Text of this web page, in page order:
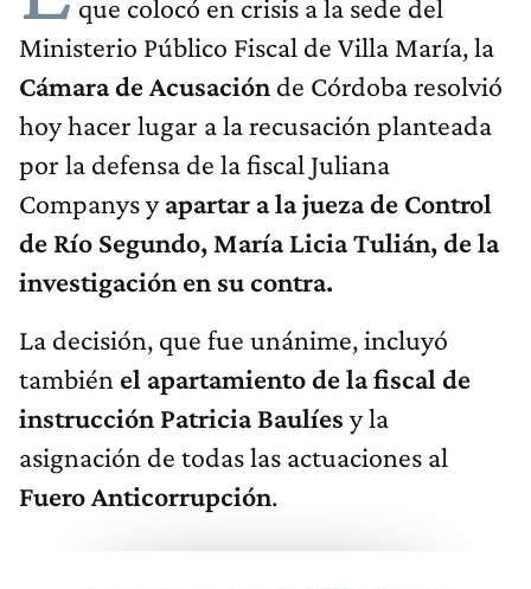
que colocó en crisis a la sede del
Ministerio Público Fiscal de Villa María, la
Cámara de Acusación de Córdoba resolvió
hoy hacer lugar a la recusación planteada
por la defensa de la fiscal Juliana
Companys yapartar a la jueza de Control
de Río Segundo, María Licia Tulián, de la
investigación en su contra.
La decisión, que fue unánime, incluyó
también el apartamiento de la fiscal de
instrucción Patricia Baulíes y la
asignación de todas las actuaciones al
Fuero Anticorrupción.